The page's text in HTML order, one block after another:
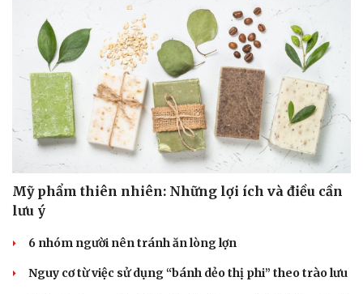
Mỹ phẩm thiên nhiên: Những lợi ích và điều cần
lưu ý
6 nhóm người nên tránh ăn lòng lợn
Nguy cơ từ việc sử dụng “bánh dẻo thị phi” theo trào lưu